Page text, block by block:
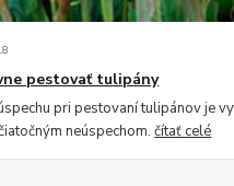
pestovať tulipány
pri pestovaní tulipánov je
neúspechom.čítať celé